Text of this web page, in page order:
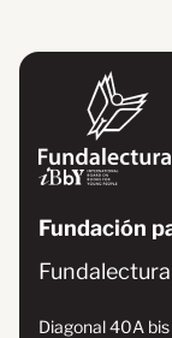
Fundación
Fundalectura
Diagonal 40A